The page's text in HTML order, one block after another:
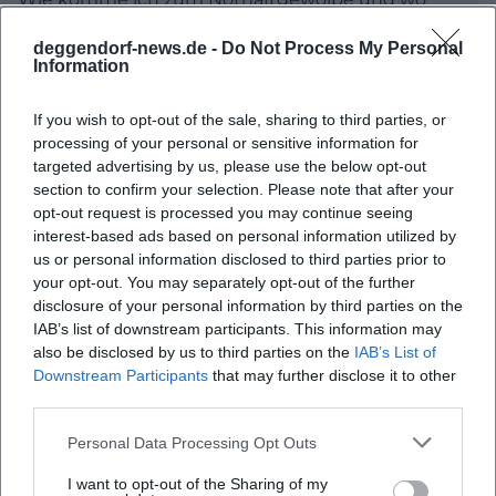
deggendorf-news.de - Do Not Process My Personal
Information
If you wish to opt-out of the sale, sharing to third parties, or
processing of your personal or sensitive information for
targeted advertising by us, please use the below opt-out
section to confirm your selection. Please note that after your
opt-out request is processed you may continue seeing
interest-based ads based on personal information utilized by
us or personal information disclosed to third parties prior to
your opt-out. You may separately opt-out of the further
disclosure of your personal information by third parties on the
IAB’s list of downstream participants. This information may
also be disclosed by us to third parties on the IAB’s List of
Downstream Participants that may further disclose it to other
Personal Data Processing Opt Outs
I want to opt-out of the Sharing of my
Möglichkeit, ganz entspannt einen Blick in die Säle
zu werfen und im Anschluss die Küche
Führung und kulinarischem Kennenlernen hilft bei
der Planung von Menü, Ablauf und
Raumaufteilung. Wer mit Allergien oder speziellen
Ernährungswünschen reist, sollte das am besten
schon bei der Reservierung ansprechen. Das Team
plant Menüs vorausschauend und berücksichtigt
vegetarische und vegane Optionen ebenso wie
Unverträglichkeiten. Für Familienfeiern ist es
ausdrücklich erlaubt, eigene Kuchen oder Torten
der Gewölbesaison sind schnell ausgebucht.
Gruppen sollten daher frühzeitig reservieren und
Wie viele Personen passen in die Location und
welche Räume gibt es?
Was kostet eine Hochzeit im Nothaftgewölbe?
Welche Veranstaltungen finden statt, etwa
Krimidinner?
Bewertungen